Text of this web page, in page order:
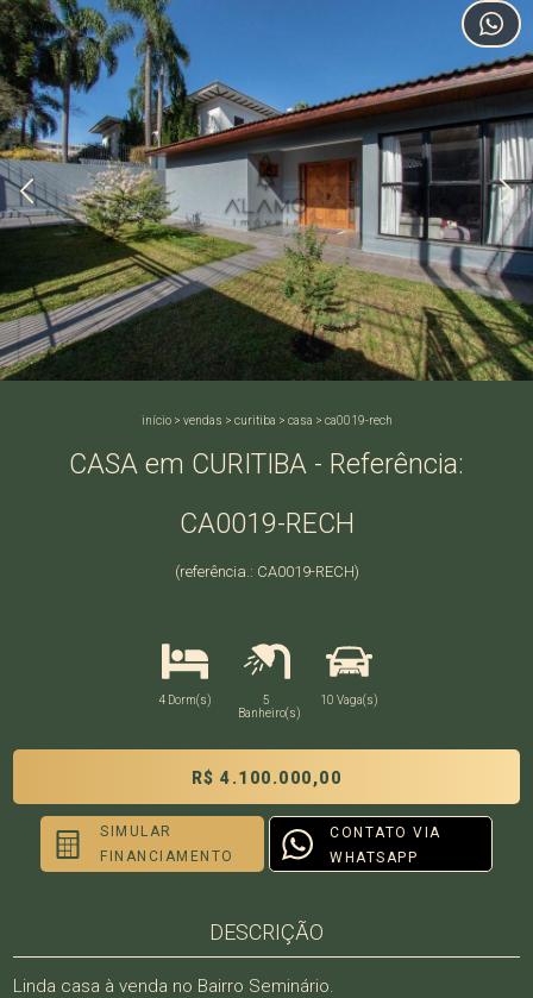
início> vendas > curitiba > casa > ca0019-rech
CASA em CURITIBA - Referência:
CA0019-RECH
(referência.: CA0019-RECH)
4 Dorm(s)
5
Banheiro(s)
10 Vaga(s)
R$ 4.100.000,00
SIMULAR
FINANCIAMENTO
CONTATO VIA
WHATSAPP
DESCRIÇÃO
Linda casa à venda no Bairro Seminário.